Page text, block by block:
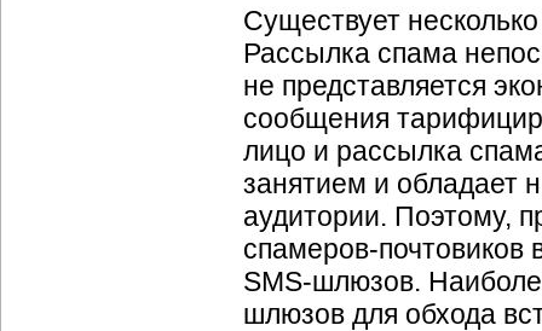
Существует
Рассылка спама
не представляется
сообщения
лицо и рассылка
занятием и обладает
аудитории. Поэтому,
спамеров-почтовиков
SMS-шлюзов.
шлюзов для обхода